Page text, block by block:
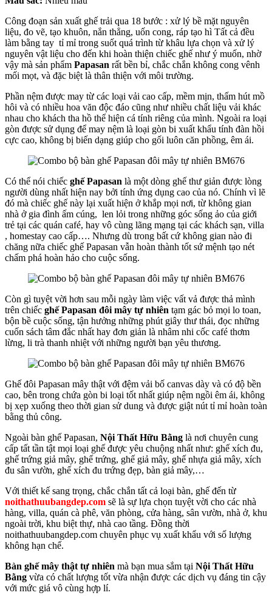
Công đoạn sản xuất ghế trải qua 18 bước : xử lý bề mặt nguyên
liệu, đo vẽ, tạo khuôn, nắn thẳng, uốn cong, ráp tạo hì Tất cả đều
làm bằng tay tỉ mỉ trong suốt quá trình từ khâu lựa chọn và xử lý
nguyên vật liệu cho đến khi hoàn thiện chiếc ghế như ý muốn, nhờ
vậy mà sản phẩm Papasan rất bền bỉ, chắc chắn không cong vênh
mối mọt, và đặc biệt là thân thiện với môi trường.
Phần nệm được may từ các loại vải cao cấp, mềm mịn, thấm hút mồ
hôi và có nhiều hoa văn độc đáo cũng như nhiều chất liệu vải khác
nhau cho khách tha hồ thể hiện cá tính riêng của mình. Ngoài ra loại
gòn được sử dụng để may nệm là loại gòn bi xuất khẩu tính đàn hồi
cực cao, không bị biến dạng giúp cho gối luôn căn phồng, êm ái.
Có thể nói chiếc ghế Papasan là một dòng ghế thư giản được lòng
người dùng nhất hiện nay bởi tính ứng dụng cao của nó. Chính vì lẽ
đó mà chiếc ghế này lại xuất hiện ở khắp mọi nơi, từ không gian
nhà ở gia đình ấm cúng, len lỏi trong những góc sống ảo của giới
trẻ tại các quán café, hay vô cùng lãng mạng tại các khách sạn, villa
, homestay cao cấp…. Nhưng dù trong bất cứ không gian nào đi
chăng nữa chiếc ghế Papasan vẫn hoàn thành tốt sứ mệnh tạo nét
chấm phá hoàn hảo cho cuộc sống.
Còn gì tuyệt vời hơn sau mỗi ngày làm việc vất vả được thả mình
trên chiếc ghế Papasan đôi mây tự nhiên tạm gác bỏ mọi lo toan,
bộn bề cuộc sống, tận hưởng những phút giây thư thái, đọc những
cuốn sách tâm đắc nhất hay đơn giản là nhâm nhi cốc café thơm
lừng, li trà thanh nhiệt với những người bạn yêu thương.
Ghế đôi Papasan mây thật với đệm vải bố canvas dày và có độ bền
cao, bên trong chứa gòn bi loại tốt nhất giúp nệm ngồi êm ái, không
bị xẹp xuống theo thời gian sử dung và được giật nút tỉ mỉ hoàn toàn
bằng thủ công.
Ngoài bàn ghế Papasan, Nội Thất Hữu Bằng là nơi chuyên cung
cấp tất tần tật mọi loại ghế được yêu chuộng nhất như: ghế xích đu,
ghế trứng giả mây, ghế trứng, ghế giả mây, ghế nhựa giả mây, xích
đu sân vườn, ghế xích đu trứng đẹp, bàn giả mây,…
Với thiết kế sang trọng, chắc chắn tất cả loại bàn, ghế đến từ
noithathuubangdep.com sẽ là sự lựa chọn tuyệt vời cho các nhà
hàng, villa, quán cà phê, văn phòng, cửa hàng, sân vườn, nhà ở, khu
ngoài trời, khu biệt thự, nhà cao tầng. Đồng thời
noithathuubangdep.com chuyên phục vụ xuất khẩu với số lượng
không hạn chế.
Bàn ghế mây thật tự nhiên mà bạn mua sắm tại Nội Thất Hữu
Bằng vừa có chất lượng tốt vừa nhận được các dịch vụ đáng tin cậy
với mức giá vô cùng hợp lí.